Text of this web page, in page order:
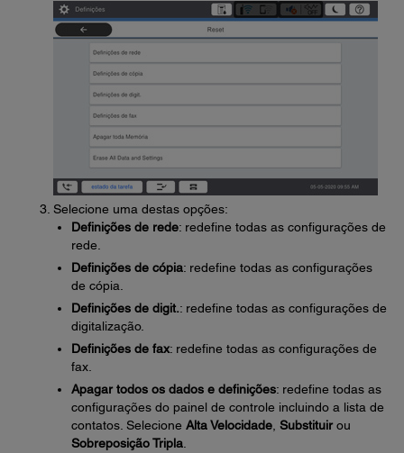
Selecione uma destas opções:
Definições de rede: redefine todas as configurações de
rede.
Definições de cópia: redefine todas as configurações
de cópia.
Definições de digit.: redefine todas as configurações de
digitalização.
Definições de fax: redefine todas as configurações de
fax.
Apagar todos os dados e definições: redefine todas as
configurações do painel de controle incluindo a lista de
contatos. Selecione Alta Velocidade Substituirou
Sobreposição Tripla